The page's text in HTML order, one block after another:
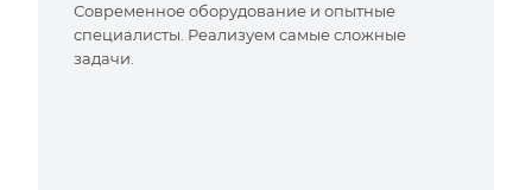
Современное оборудование и опытные
специалисты. Реализуем самые сложные
задачи.